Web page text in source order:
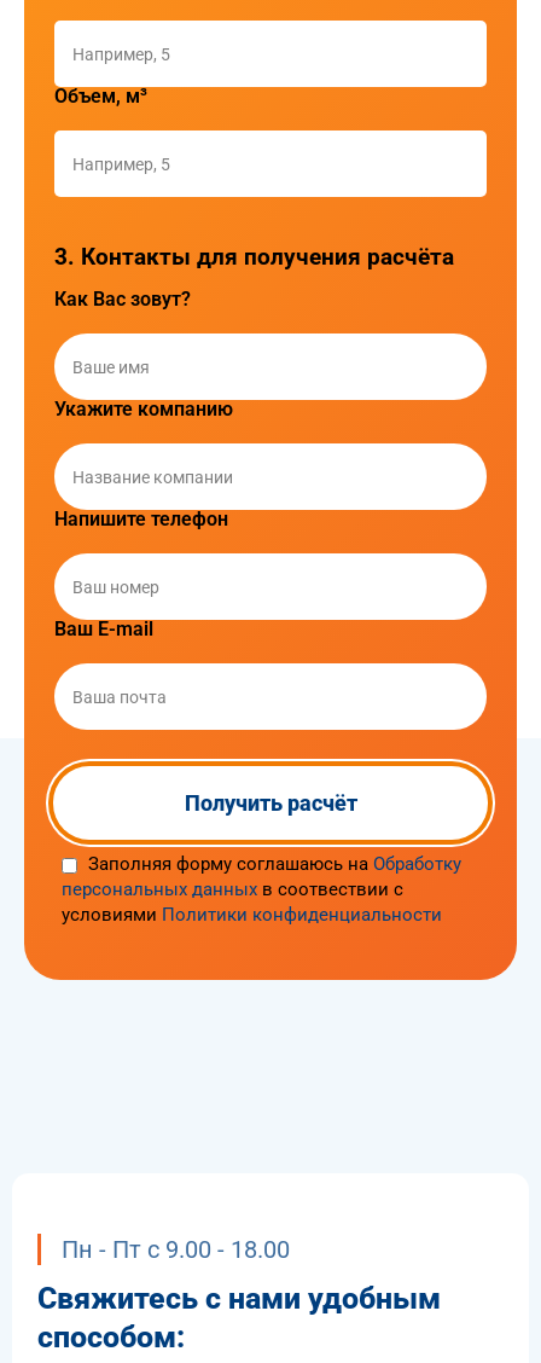
Объем, м³
3. Контакты для получения расчёта
Как Вас зовут?
Укажите компанию
Напишите телефон
Ваш E-mail
Заполняя форму соглашаюсь на Обработку
персональных данных в соотвествии с
условиями Политики конфиденциальности
Пн - Пт с 9.00 - 18.00
Свяжитесь с нами удобным
способом: